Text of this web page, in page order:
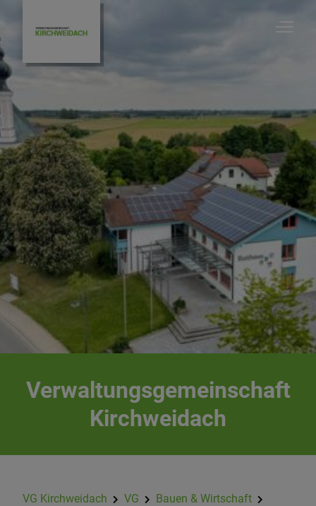
Bauen & Wirtschaft
Baugrundstücke
Gewerbegrundstücke
Bauleitplanung
Gewerbebetriebe
Verwaltungsgemeinschaft
Kirchweidach
VG Kirchweidach VG
Bauen & Wirtschaft